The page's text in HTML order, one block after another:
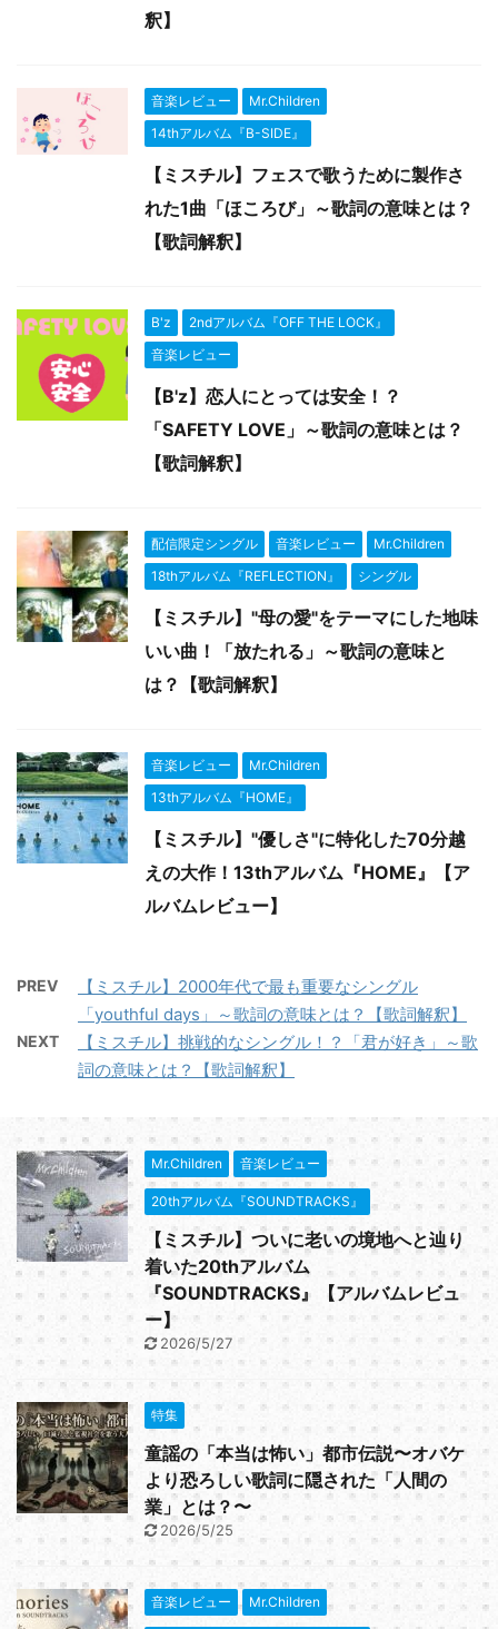
釈】
音楽レビュー
Mr.Children
14thアルバム『B-SIDE』
【ミスチル】フェスで歌うために製作さ
れた1曲「ほころび」～歌詞の意味とは？
【歌詞解釈】
B'z
2ndアルバム『OFF THE LOCK』
音楽レビュー
【B'z】恋人にとっては安全！？
「SAFETY LOVE」～歌詞の意味とは？
【歌詞解釈】
配信限定シングル 音楽レビュー
Mr.Children
18thアルバム『REFLECTION』
シングル
【ミスチル】"母の愛"をテーマにした地味
いい曲！「放たれる」～歌詞の意味と
は？【歌詞解釈】
音楽レビュー
Mr.Children
13thアルバム『HOME』
【ミスチル】"優しさ"に特化した70分越
えの大作！13thアルバム『HOME』【ア
ルバムレビュー】
PREV
【ミスチル】2000年代で最も重要なシングル
「youthful days」～歌詞の意味とは？【歌詞解釈】
NEXT
【ミスチル】挑戦的なシングル！？「君が好き」～歌
詞の意味とは？【歌詞解釈】
Mr.Children 音楽レビュー
20thアルバム『SOUNDTRACKS』
【ミスチル】ついに老いの境地へと辿り
着いた20thアルバム
『SOUNDTRACKS』【アルバムレビュ
ー】
2026/5/27
特集
童謡の「本当は怖い」都市伝説〜オバケ
より恐ろしい歌詞に隠された「人間の
業」とは？〜
2026/5/25
音楽レビュー Mr.Children